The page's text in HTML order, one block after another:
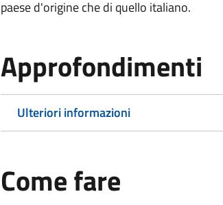
paese d'origine che di quello italiano.
Approfondimenti
Ulteriori informazioni
Come fare